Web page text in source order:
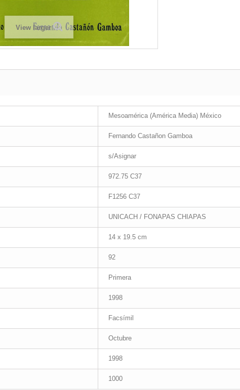
View larger
Mesoamérica (América Media) México
Fernando Castañon Gamboa
s/Asignar
972.75 C37
F1256 C37
UNICACH / FONAPAS CHIAPAS
14 x 19.5 cm
92
Primera
1998
Facsímil
Octubre
1998
1000